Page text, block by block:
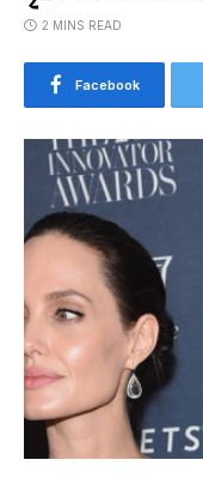
2 MINS READ
Facebook